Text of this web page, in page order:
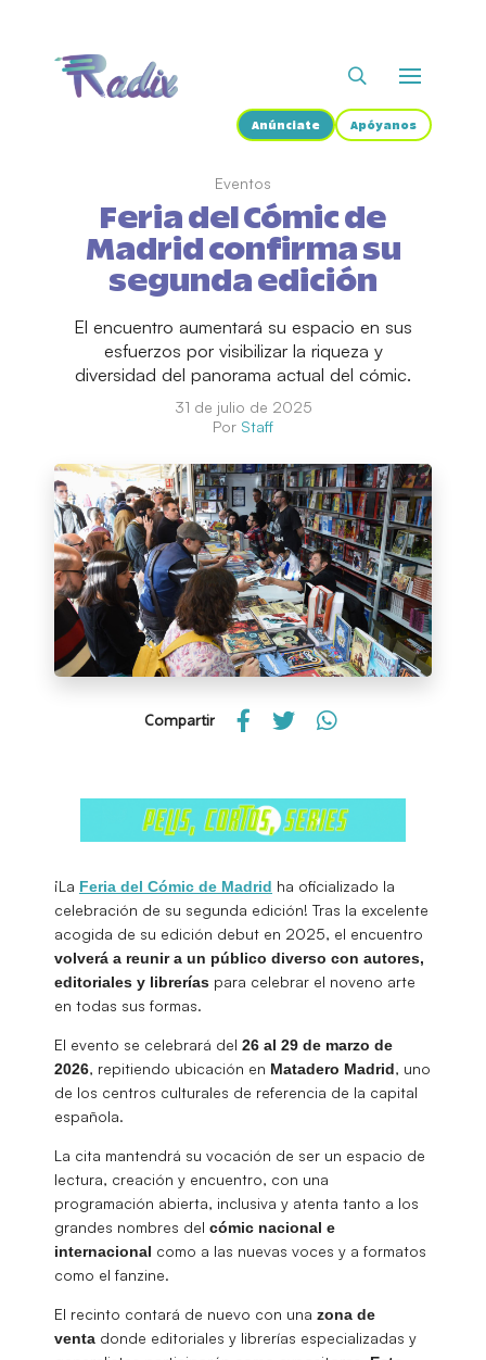
Anúnciate Apóyanos
Eventos
Feria del Cómic de
Madrid confirma su
segunda edición
El encuentro aumentará su espacio en sus
esfuerzos por visibilizar la riqueza y
diversidad del panorama actual del cómic.
31 de julio de 2025
Por Staff
Compartir
¡La Feria del Cómic de Madrid ha oficializado la
celebración de su segunda edición! Tras la excelente
acogida de su edición debut en 2025, el encuentro
volverá a reunir a un público diverso con autores,
editoriales y librerías para celebrar el noveno arte
en todas sus formas.
El evento se celebrará del 26 al 29 de marzo de
2026, repitiendo ubicación en Matadero Madrid, uno
de los centros culturales de referencia de la capital
española.
La cita mantendrá su vocación de ser un espacio de
lectura, creación y encuentro, con una
programación abierta, inclusiva y atenta tanto a los
grandes nombres del cómic nacional e
internacional como a las nuevas voces y a formatos
como el fanzine.
El recinto contará de nuevo con una zona de
venta donde editoriales y librerías especializadas y